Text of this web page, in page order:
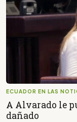
ECUADOR EN LAS
A Alvarado le
dañado